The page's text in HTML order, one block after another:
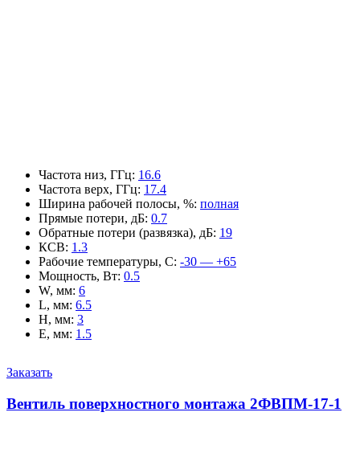
Частота низ, ГГц: 16.6
Частота верх, ГГц: 17.4
Ширина рабочей полосы, %: полная
Прямые потери, дБ: 0.7
Обратные потери (развязка), дБ: 19
КСВ: 1.3
Рабочие температуры, С: -30 — +65
Мощность, Вт: 0.5
W, мм: 6
L, мм: 6.5
H, мм: 3
E, мм: 1.5
Заказать
Вентиль поверхностного монтажа 2ФВПМ-17-1